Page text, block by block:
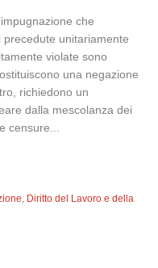
che
precedute unitariamente
violate sono
una negazione
richiedono un
dalla mescolanza dei
censure...
, Diritto del Lavoro e della